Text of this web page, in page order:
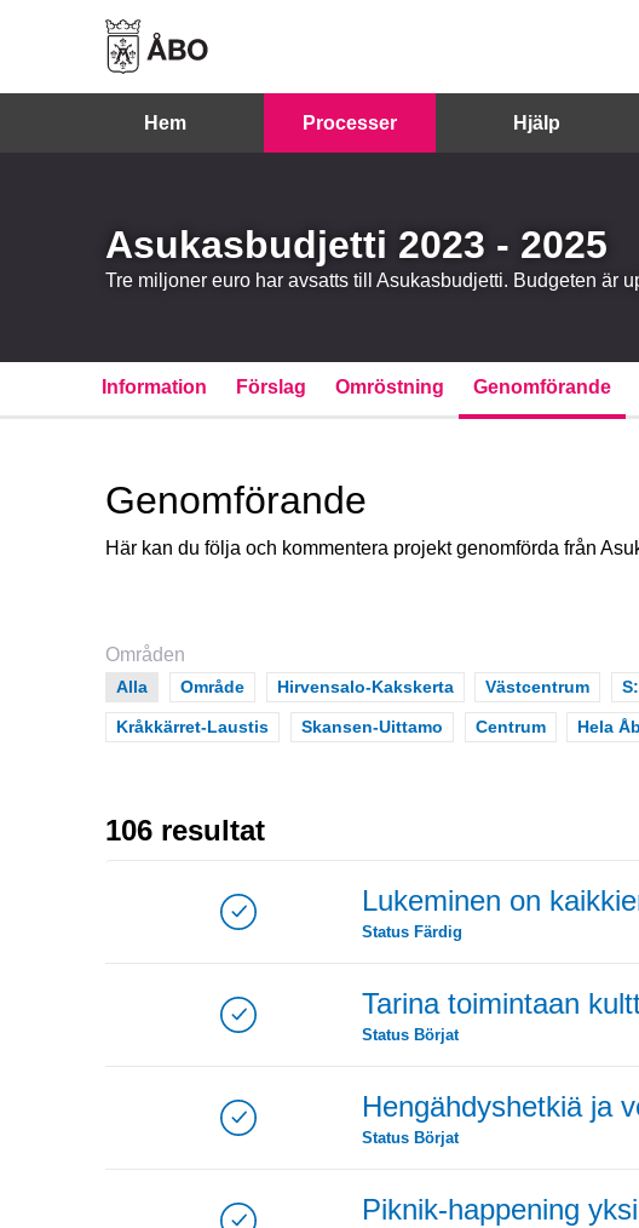
Hem Processer Hjälp
Asukasbudjetti 2023 - 2025
Tre miljoner euro har avsatts till Asukasbudjetti. Budgeten är
Information Förslag Omröstning Genomförande
Genomförande
Här kan du följa och kommentera projekt genomförda från
Områden
Scope
Alla Scope
Område Scope
Hirvensalo-Kakskerta Scope
Västcentrum
Scope
Kråkkärret-Laustis Scope
Skansen-Uittamo Scope
Centrum Scope
Hela
106 resultat
Lukeminen on
Status Färdig
Tarina toimintaan
Status Börjat
Hengähdyshetkiä ja
Status Börjat
Piknik-happening